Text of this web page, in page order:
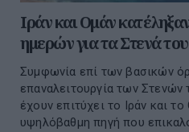
Ιράν και Ομάν
ημερών για τα Στενά
Συμφωνία επί των βασικών
επαναλειτουργία των
έχουν επιτύχει το Ιράν και
υψηλόβαθμη πηγή που